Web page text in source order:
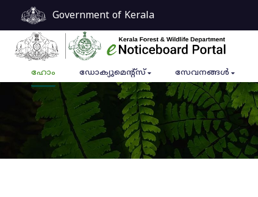
Government of Kerala
ഹോം ഡോക്യുമെൻ്റ്സ് സേവനങ്ങൾ